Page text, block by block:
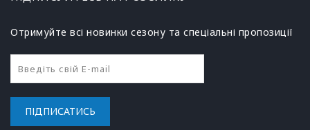
Отримуйте всі новинки сезону та спеціальні пропозиції
ПІДПИСАТИСЬ